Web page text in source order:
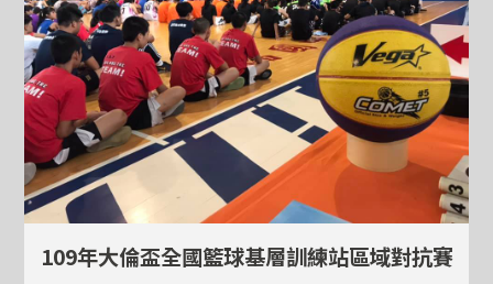
109年大倫盃全國籃球基層訓練站區域對抗賽